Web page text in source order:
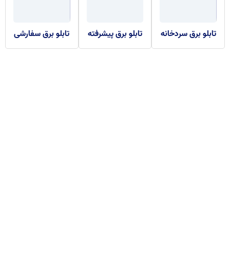
تابلو برق سردخانه تابلو برق پیشرفته تابلو برق سفارشی